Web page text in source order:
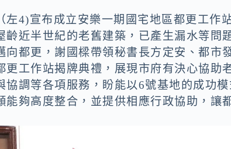
k
左4)宣布成立安樂一期國宅地區都更工作
齡近半世紀的老舊建築，已產生漏水等問
向都更，謝國樑帶領秘書長方定安、都市
更工作站揭牌典禮，展現市府有決心協助
協調等各項服務，盼能以6號基地的成功
能夠高度整合，並提供相應行政協助，讓